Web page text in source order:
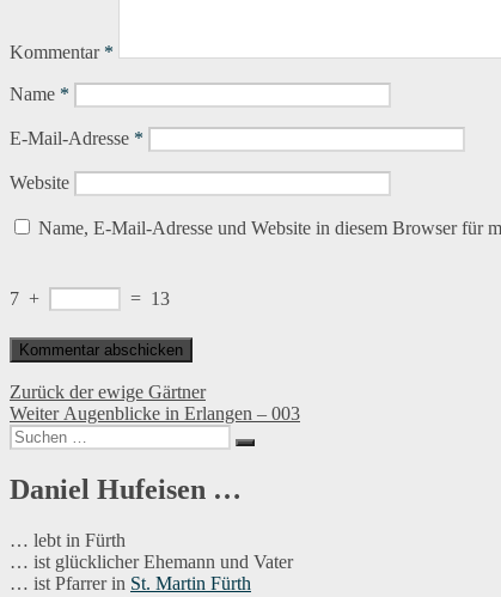
Kommentar *
Name *
E-Mail-Adresse *
Website
Name, E-Mail-Adresse und Website in diesem Browser für
7 + = 13
Beitragsnavigation
Zurück Vorheriger
Beitrag:
der ewige Gärtner
Weiter Nächster
Beitrag:
Augenblicke in Erlangen – 003
Suchen
nach:
Suchen
Daniel Hufeisen …
… lebt in Fürth
… ist glücklicher Ehemann und Vater
… ist Pfarrer in St. Martin Fürth